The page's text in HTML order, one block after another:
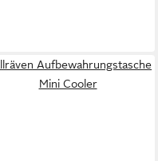
Aufbewahrungstasche
Mini Cooler